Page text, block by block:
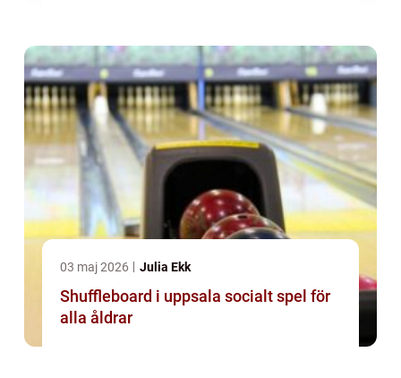
03 maj 2026 Julia Ekk
Shuffleboard i uppsala socialt spel för
alla åldrar